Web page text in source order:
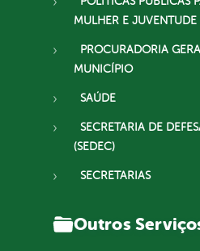
MULHER E JUVENTUDE
PROCURADORIA
MUNICÍPIO
SAÚDE
SECRETARIA DE
(SEDEC)
SECRETARIAS
Outros